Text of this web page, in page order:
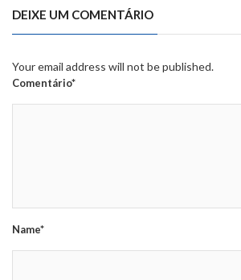
DEIXE UM COMENTÁRIO
Your email address will not be published.
Comentário*
Name*